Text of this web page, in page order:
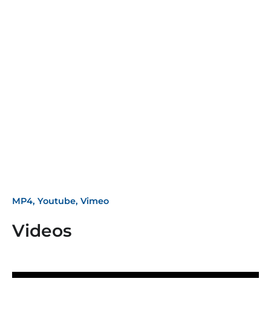
MP4, Youtube, Vimeo
Videos